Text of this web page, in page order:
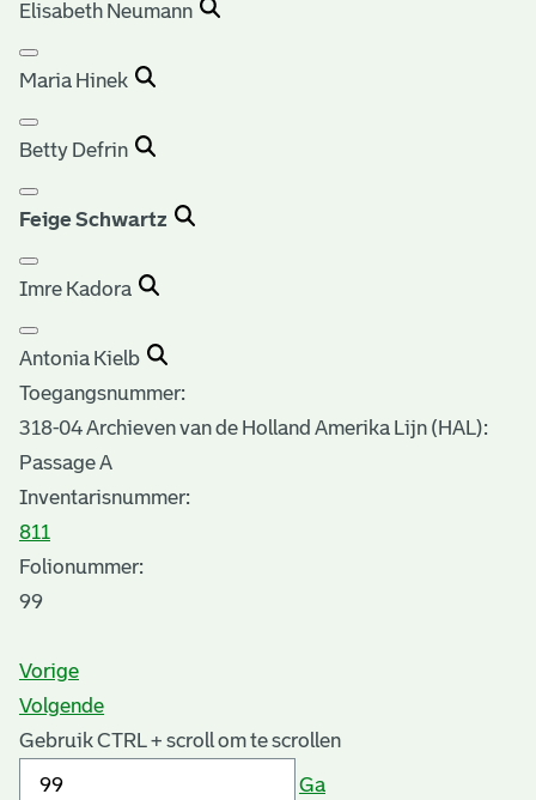
Elisabeth Neumann
Maria Hinek
Betty Defrin
Feige Schwartz
Imre Kadora
Antonia Kielb
Toegangsnummer:
318-04 Archieven van de Holland Amerika Lijn (HAL):
Passage A
Inventarisnummer:
811
Folionummer:
99
Vorige
Volgende
Gebruik CTRL + scroll om te scrollen
Ga